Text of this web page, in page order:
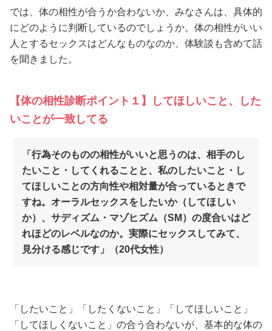
では、体の相性が合うか合わないか、みなさんは、具体的
にどのように判断しているのでしょうか。体の相性がいい
人とするセックスはどんなものなのか、体験談も含めて話
を聞きました。
【体の相性診断ポイント１】してほしいこと、した
いことが一致してる
「行為そのものの相性がいいと思うのは、相手のし
たいこと・してくれることと、私のしたいこと・し
てほしいことの方向性や相対量が合っているときで
すね。オーラルセックスをしたいか（してほしい
か）、サディズム・マゾヒズム（SM）の度合いはど
れほどのレベルなのか。実際にセックスしてみて、
見分ける感じです」（20代女性）
「したいこと」「したくないこと」「してほしいこと」
「してほしくないこと」の合う合わないが、基本的な体の